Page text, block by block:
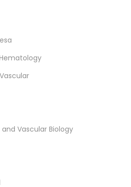
Vascular Biology